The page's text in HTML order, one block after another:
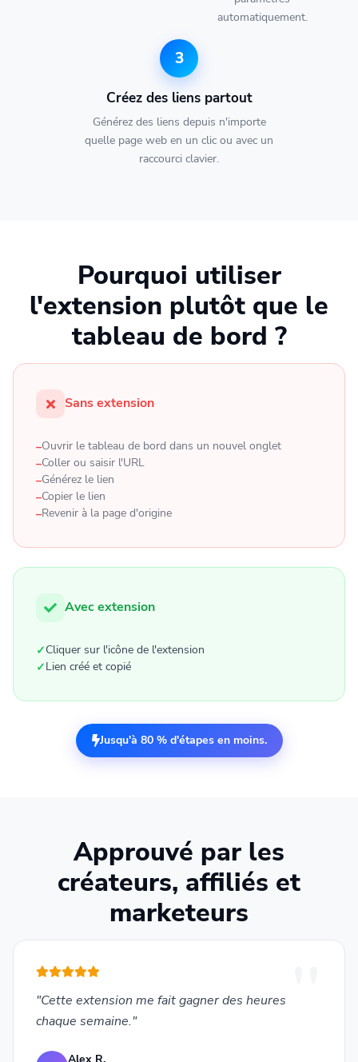
automatiquement.
3
Créez des liens partout
Générez des liens depuis n'importe
quelle page web en un clic ou avec un
raccourci clavier.
Pourquoi utiliser
l'extension plutôt que le
tableau de bord ?
Sans extension
Ouvrir le tableau de bord dans un nouvel onglet
Coller ou saisir l'URL
Générez le lien
Copier le lien
Revenir à la page d'origine
Avec extension
Cliquer sur l'icône de l'extension
Lien créé et copié
Jusqu'à 80 % d'étapes en moins.
Approuvé par les
créateurs, affiliés et
marketeurs
"Cette extension me fait gagner des heures
chaque semaine."
Alex R.